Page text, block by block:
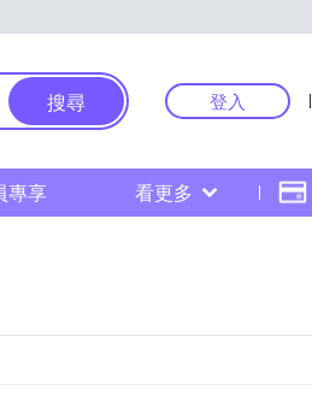
搜尋 登入
專享 看更多